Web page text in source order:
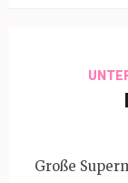
Große